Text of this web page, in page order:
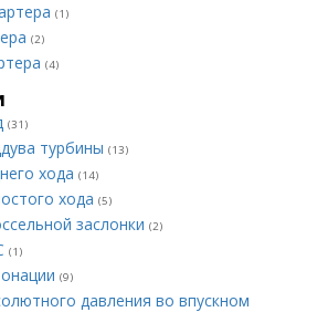
(1)
(2)
(4)
(31)
турбины (13)
хода (14)
хода (5)
заслонки (2)
(1)
(9)
давления во впускном